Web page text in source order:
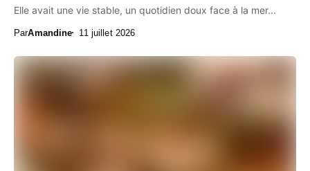
Elle avait une vie stable, un quotidien doux face à la mer...
ParAmandine 11 juillet 2026